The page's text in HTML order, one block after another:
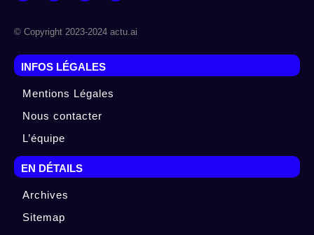
© Copyright 2023-2024 actu.ai
INFOS LÉGALES
Mentions Légales
Nous contacter
L’équipe
EN DÉTAILS
Archives
Sitemap